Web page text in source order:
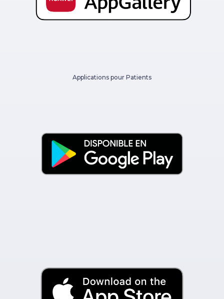
Applications pour Patients